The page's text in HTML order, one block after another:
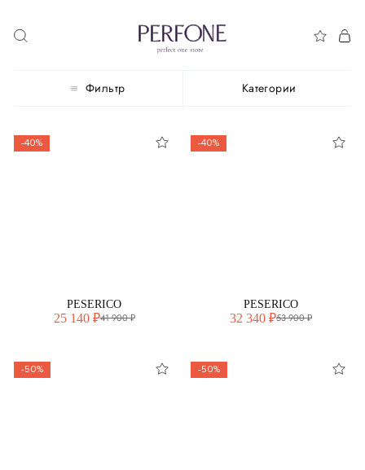
Фильтр Категории
-40%
PESERICO
25 140 ₽41 900 ₽
-40%
PESERICO
32 340 ₽53 900 ₽
-50% -50%